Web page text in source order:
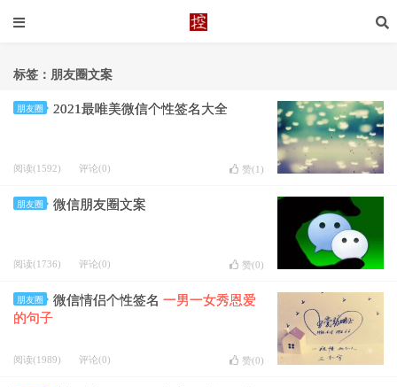
标签：朋友圈文案
朋友圈 2021最唯美微信个性签名大全
阅读(1592) 评论(0) 赞(1 )
朋友圈 微信朋友圈文案
阅读(1736) 评论(0) 赞(0)
朋友圈 微信情侣个性签名 一男一女秀恩爱
的句子
阅读(1989) 评论(0) 赞(0)